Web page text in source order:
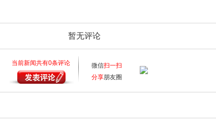
暂无评论
当前新闻共有0条评论 微信扫一扫
分享朋友圈